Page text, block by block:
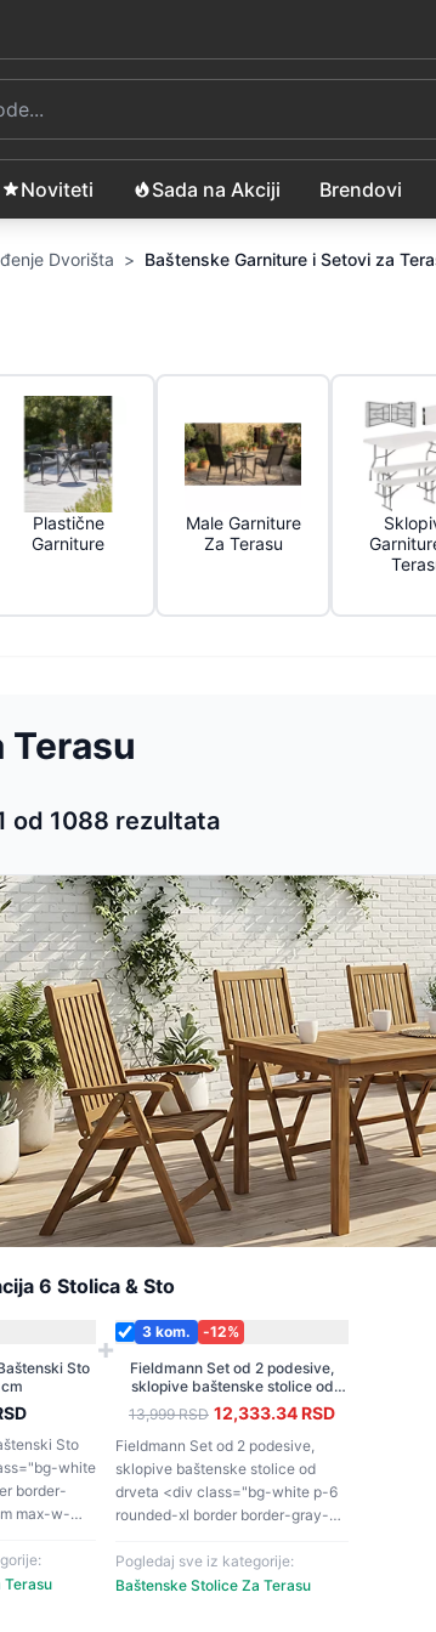
Noviteti Sada na Akciji Brendovi
Dvorišta > Baštenske Garniture i Setovi za
Plastične
Garniture
Male Garniture
Za Terasu
Terasu
od 1088 rezultata
6 Stolica & Sto
Sto
Sto
white
border-
max-w-
b
Terasu
+ 3 kom. -12%
Fieldmann Set od 2 podesive,
sklopive baštenske stolice od
drveta
13,999RSD 12,333.34RSD
Fieldmann Set od 2 podesive,
sklopive baštenske stolice od
drveta <div class="bg-white p-6
rounded-xl border border-gray-
<h3 class="text-xl font-bold text-
gray-900 mb-4 border-b border-
Pogledaj sve iz kategorije:
Baštenske Stolice Za Terasu